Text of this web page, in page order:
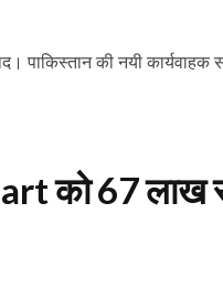
पाकिस्तान की नयी कार्यवाहक
को 67 लाख